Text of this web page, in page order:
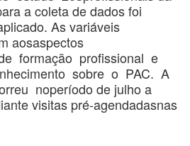
a coleta de dados foi
As variáveis
aosaspectos
formação profissional e
sobre o PAC. A
noperíodo de julho a
visitas pré-agendadasnas